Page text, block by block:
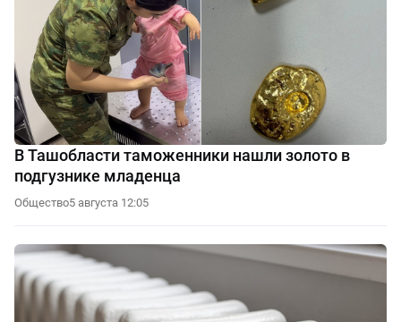
В Ташобласти таможенники нашли золото в
подгузнике младенца
Общество5 августа 12:05